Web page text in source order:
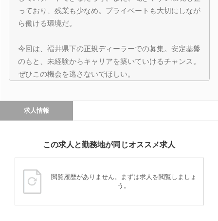
っており、残業も少なめ。プライベートも大切にしなが
ら働ける環境だ。
今回は、福井県下の正規ディーラーでの募集。安定基盤
のもと、未経験からキャリアを築いていけるチャンス。
ぜひこの機会を逃さないでほしい。
求人情報
この求人と勤務地が同じオススメ求人
閲覧履歴がありません。まずは求人を閲覧しましょ
う。